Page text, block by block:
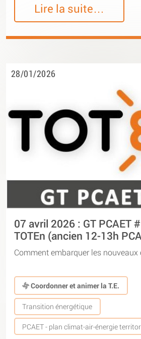
Lire la suite…
28/01/2026
07 avril 2026 : GT PCAET
TOTEn (ancien 12-13h
Comment embarquer les nouveaux
Coordonner et animer la T.E.
Transition énergétique
PCAET - plan climat-air-énergie